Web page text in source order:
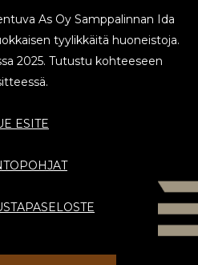
As Oy Samppalinnan Ida
tyylikkäitä huoneistoja.
2025. Tutustu kohteeseen
ESITE